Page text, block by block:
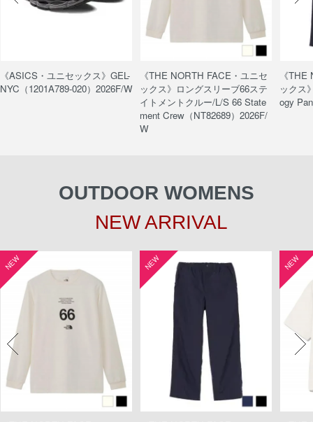
《ASICS・ユニセックス》GEL-
NYC（1201A789-020）2026F/W
《THE NORTH FACE・ユニセ
ックス》ロングスリーブ66ステ
イトメントクルー/L/S 66 State
ment Crew（NT82689）2026F/
W
《
ックス
ogy
OUTDOOR WOMENS
NEW ARRIVAL
NEW NEW NEW